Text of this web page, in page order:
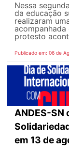
Nessa
da educação
realizaram
protesto
Publicado em: 06 de
ANDES-SN
em 13 de